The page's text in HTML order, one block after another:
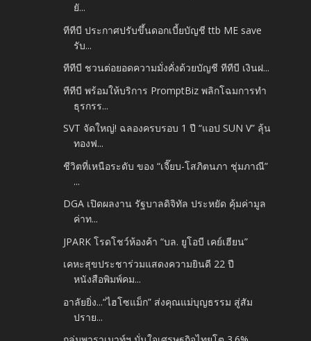
ยั...
ทีทีบี ประกาศปรับขึ้นดอกเบี้ยบัญชี ttb ME save
รับ...
ทีทีบี ชวนต่อยอดความมั่งคั่งด้วยบัญชี ทีทีบี เงินฝ...
ทีทีบี พร้อมให้บริการ PromptBiz พลิกโฉมการทำ
ธุรกรร...
SVT จัดใหญ่! ฉลองครบรอบ 1 ปี “แอป SUN V” ลุ้น
ทองฟ...
ชีวิตที่เหนือระดับ ของ “เจี๊ยบ-โสภิตนภา ชุ่มภาณี”
...
DGA เปิดผลงาน รัฐบาลดิจิทัล ประหยัด คุ้มค่ามูล
ค่าท...
JPARK โรดโชว์ห้องค้า “บล. ยูโอบี เคย์เฮียน”
เคหะสุขประชาร่วมแสดงความยินดี 22 ปี
หนังสือพิมพ์คม...
อาลัยยิ่ง...“ไฮโซแม็ก” ส่งคุณแม่บุญธรรม สู่สัม
ปราย...